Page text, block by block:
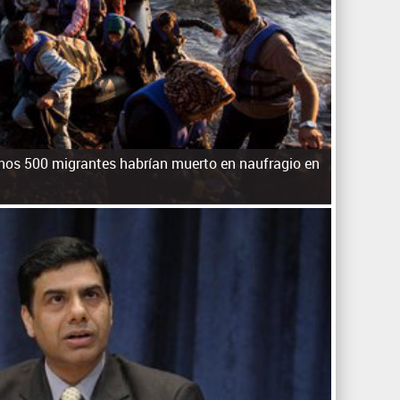
q
u
e
500 migrantes habrían muerto en naufragio en